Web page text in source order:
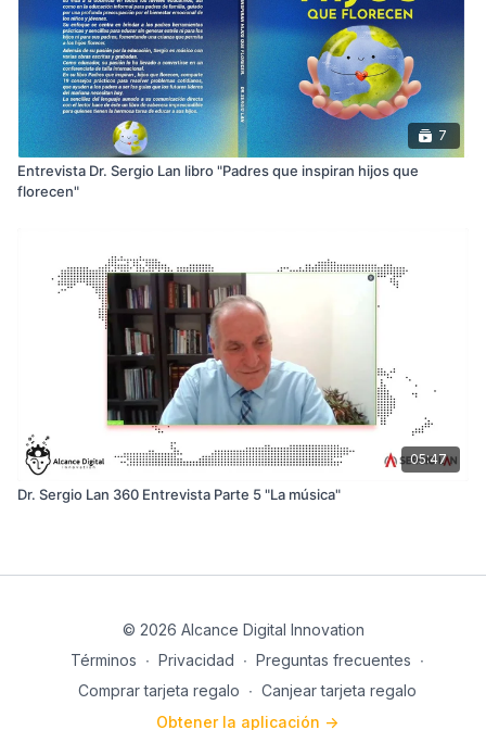
7
Entrevista Dr. Sergio Lan libro "Padres que inspiran hijos que
florecen"
05:47
Dr. Sergio Lan 360 Entrevista Parte 5 "La música"
© 2026 Alcance Digital Innovation
Términos ∙ Privacidad ∙ Preguntas frecuentes ∙
Comprar tarjeta regalo ∙ Canjear tarjeta regalo
Obtener la aplicación ->